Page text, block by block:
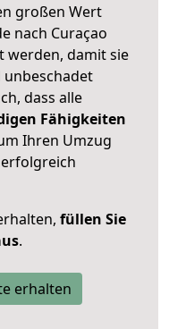
großen Wert
nach Curaçao
werden, damit sie
dass alle
Fähigkeiten
Ihren Umzug
füllen Sie
.
erhalten